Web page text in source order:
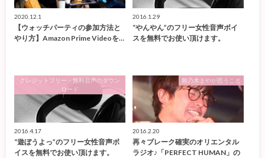
2020.12.1
【ウォッチパーティの参加方法と
やり方】Amazon Prime Videoを…
2016.1.29
“やんやん”のフリー女性音声ボイ
スを無料でお使い頂けます。
クレジットフリー・無料音声のダウン
ロード
2016.4.17
“遊ぼうよっ”のフリー女性音声ボ
イスを無料でお使い頂けます。
雛乃木まやが思うこと
2016.2.20
再々ブレーク確実のオリエンタル
ラジオ♪「PERFECT HUMAN」の